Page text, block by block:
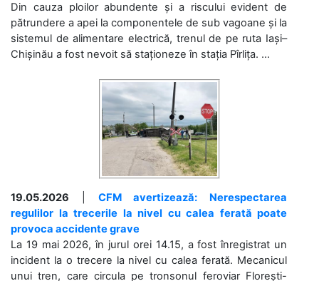
Din cauza ploilor abundente și a riscului evident de
pătrundere a apei la componentele de sub vagoane și la
sistemul de alimentare electrică, trenul de pe ruta Iași–
Chișinău a fost nevoit să staționeze în stația Pîrlița. ...
19.05.2026
CFM avertizează: Nerespectarea
regulilor la trecerile la nivel cu calea ferată poate
provoca accidente grave
La 19 mai 2026, în jurul orei 14.15, a fost înregistrat un
incident la o trecere la nivel cu calea ferată. Mecanicul
unui tren, care circula pe tronsonul feroviar Florești-